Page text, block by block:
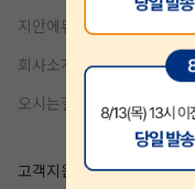
시 수강일 3일 자동 연장!
지안에듀 자격증
회사소개
오시는길
고객지원